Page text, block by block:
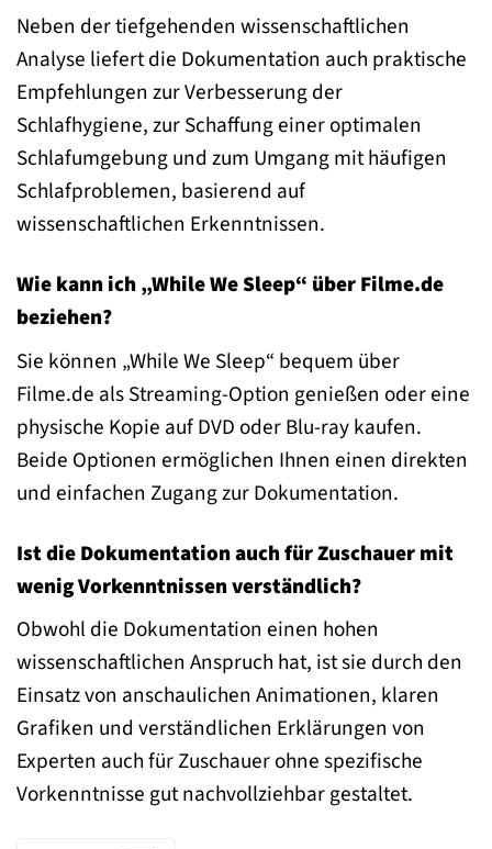
Neben der tiefgehenden wissenschaftlichen
Analyse liefert die Dokumentation auch praktische
Empfehlungen zur Verbesserung der
Schlafhygiene, zur Schaffung einer optimalen
Schlafumgebung und zum Umgang mit häufigen
Schlafproblemen, basierend auf
wissenschaftlichen Erkenntnissen.
Wie kann ich „While We Sleep“ über Filme.de
beziehen?
Sie können „While We Sleep“ bequem über
Filme.de als Streaming-Option genießen oder eine
physische Kopie auf DVD oder Blu-ray kaufen.
Beide Optionen ermöglichen Ihnen einen direkten
und einfachen Zugang zur Dokumentation.
Ist die Dokumentation auch für Zuschauer mit
wenig Vorkenntnissen verständlich?
Obwohl die Dokumentation einen hohen
wissenschaftlichen Anspruch hat, ist sie durch den
Einsatz von anschaulichen Animationen, klaren
Grafiken und verständlichen Erklärungen von
Experten auch für Zuschauer ohne spezifische
Vorkenntnisse gut nachvollziehbar gestaltet.